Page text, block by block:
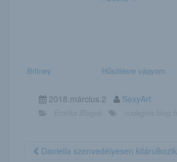
Britney Hűsölésre vágyom
2018.március.2 SexyArt
Daniella szenvedélyesen kitárulkozik